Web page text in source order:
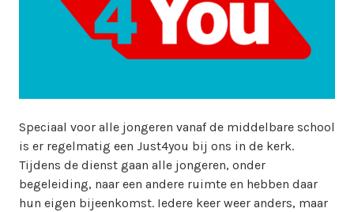
e
e
r
Speciaal voor alle jongeren vanaf de middelbare school
is er regelmatig een Just4you bij ons in de kerk.
Tijdens de dienst gaan alle jongeren, onder
begeleiding, naar een andere ruimte en hebben daar
hun eigen bijeenkomst. Iedere keer weer anders, maar